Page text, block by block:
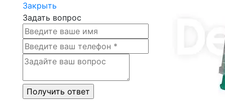
Закрыть
Задать вопрос